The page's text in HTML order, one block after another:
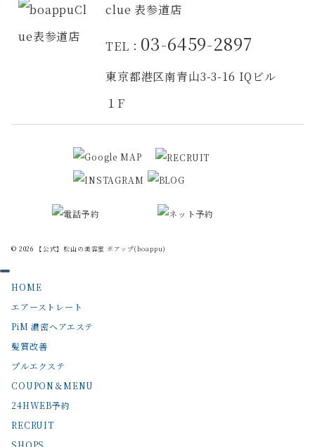
clue 表参道店
TEL： 03-6459-2897
東京都港区南青山3-3-16 IQビル
１F
© 2026 【公式】松山の美容室 ボアップ(boappu)
HOME
エアーストレート
PiM 濃密ヘアエステ
髪質改善
プルエクステ
COUPON＆MENU
24HWEB予約
RECRUIT
SHOPS